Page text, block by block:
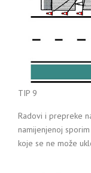
TIP 9
Radovi i prepreke
namijenjenoj
koje se ne može